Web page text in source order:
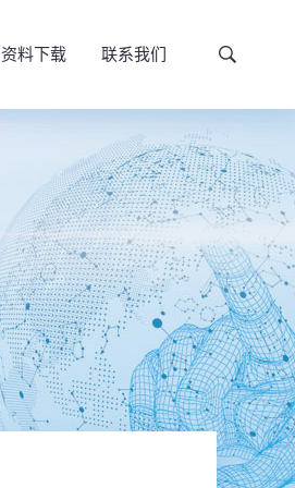
资料下载 联系我们